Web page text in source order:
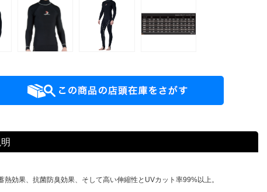
熱効果、抗菌防臭効果、そして高い伸縮性とUVカット率99%以上。